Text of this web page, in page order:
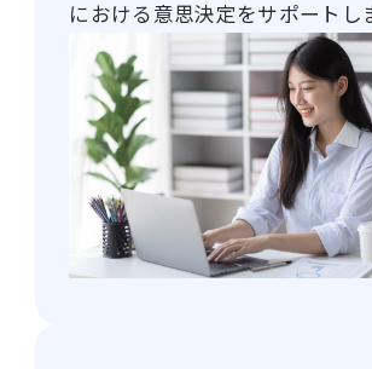
における意思決定をサポートし